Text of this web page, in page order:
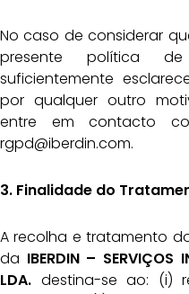
No caso de considerar
presente política
suficientemente
por qualquer outro
entre em contacto
rgpd@iberdin.com.
3. Finalidade do
A recolha e tratamento
da IBERDIN – SERVIÇOS
LDA. destina-se ao: (i)